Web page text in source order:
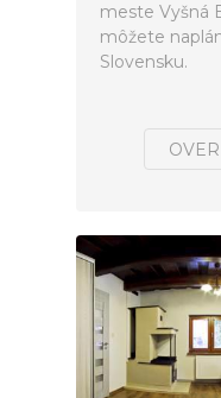
meste Vyšná
môžete
Slovensku.